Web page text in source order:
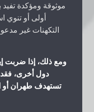
موثوقة ومؤكدة
أولى أو تنوي
التكهنات غير
ومع ذلك، إذا ضربت
دول أخرى،
تستهدف طهران أو